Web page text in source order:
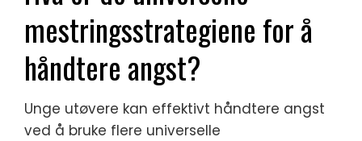
mestringsstrategiene for å
håndtere angst?
Unge utøvere kan effektivt håndtere angst
ved å bruke flere universelle